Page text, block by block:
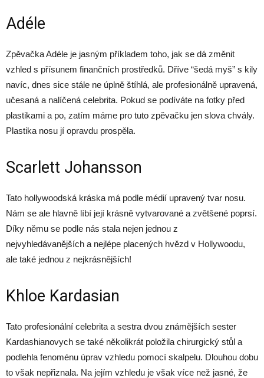
Adéle
Zpěvačka Adéle je jasným příkladem toho, jak se dá změnit
vzhled s přísunem finančních prostředků. Dříve “šedá myš” s kily
navíc, dnes sice stále ne úplně štíhlá, ale profesionálně upravená,
učesaná a nalíčená celebrita. Pokud se podíváte na fotky před
plastikami a po, zatím máme pro tuto zpěvačku jen slova chvály.
Plastika nosu jí opravdu prospěla.
Scarlett Johansson
Tato hollywoodská kráska má podle médií upravený tvar nosu.
Nám se ale hlavně líbí její krásně vytvarované a zvětšené poprsí.
Díky němu se podle nás stala nejen jednou z
nejvyhledávanějších a nejlépe placených hvězd v Hollywoodu,
ale také jednou z nejkrásnějších!
Khloe Kardasian
Tato profesionální celebrita a sestra dvou známějších sester
Kardashianovych se také několikrát položila chirurgický stůl a
podlehla fenoménu úprav vzhledu pomocí skalpelu. Dlouhou dobu
to však nepřiznala. Na jejím vzhledu je však více než jasné, že